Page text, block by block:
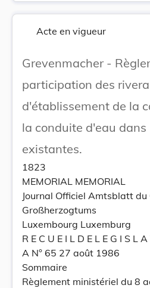
Acte en vigueur
Grevenmacher -
participation des
d'établissement de la
la conduite d'eau dans
existantes.
1823
MEMORIAL MEMORIAL
Journal Officiel Amtsblatt
Großherzogtums
Luxembourg Luxemburg
R E C U E I L D E L E G I S L
A N° 65 27 août 1986
Sommaire
Règlement ministériel du 8